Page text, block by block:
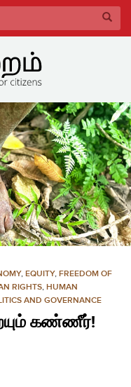
, EQUITY, FREEDOM OF
RIGHTS, HUMAN
AND GOVERNANCE
கண்ணீர்!